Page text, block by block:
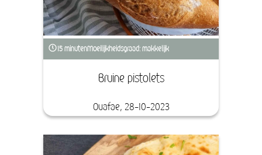
15 minutenMoeilijkheidsgraad: makkelijk
Bruine pistolets
Ouafae, 28-10-2023